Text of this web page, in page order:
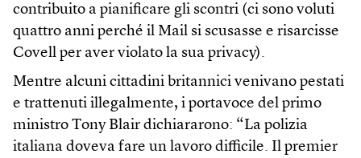
contribuito a pianificare gli scontri (ci sono voluti
quattro anni perché il Mail si scusasse e risarcisse
Covell per aver violato la sua privacy).
Mentre alcuni cittadini britannici venivano pestati
e trattenuti illegalmente, i portavoce del primo
ministro Tony Blair dichiararono: “La polizia
italiana doveva fare un lavoro difficile. Il premier